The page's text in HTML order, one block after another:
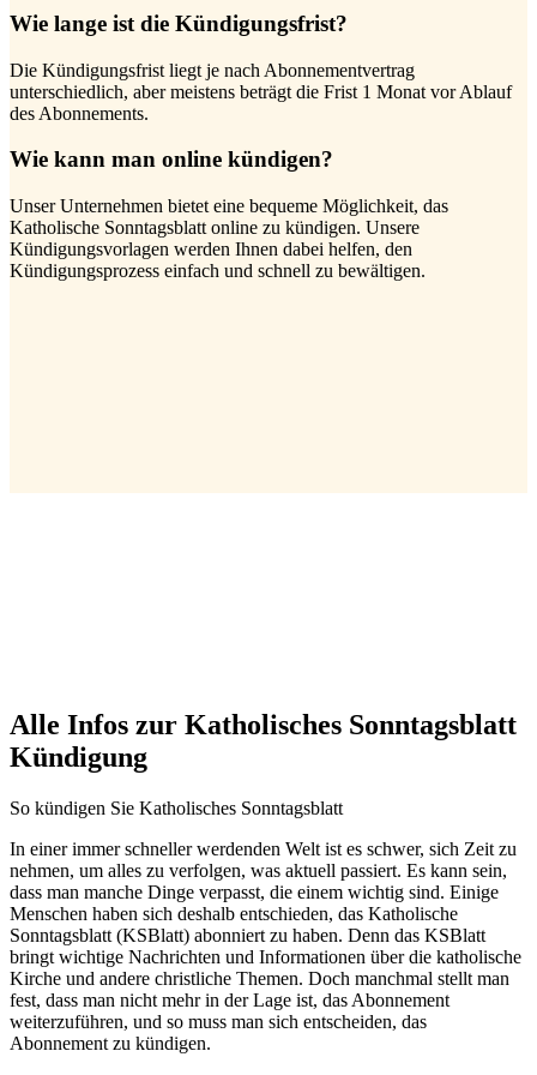
Wie lange ist die Kündigungsfrist?
Die Kündigungsfrist liegt je nach Abonnementvertrag
unterschiedlich, aber meistens beträgt die Frist 1 Monat vor Ablauf
des Abonnements.
Wie kann man online kündigen?
Unser Unternehmen bietet eine bequeme Möglichkeit, das
Katholische Sonntagsblatt online zu kündigen. Unsere
Kündigungsvorlagen werden Ihnen dabei helfen, den
Kündigungsprozess einfach und schnell zu bewältigen.
Alle Infos zur Katholisches Sonntagsblatt
Kündigung
So kündigen Sie Katholisches Sonntagsblatt
In einer immer schneller werdenden Welt ist es schwer, sich Zeit zu
nehmen, um alles zu verfolgen, was aktuell passiert. Es kann sein,
dass man manche Dinge verpasst, die einem wichtig sind. Einige
Menschen haben sich deshalb entschieden, das Katholische
Sonntagsblatt (KSBlatt) abonniert zu haben. Denn das KSBlatt
bringt wichtige Nachrichten und Informationen über die katholische
Kirche und andere christliche Themen. Doch manchmal stellt man
fest, dass man nicht mehr in der Lage ist, das Abonnement
weiterzuführen, und so muss man sich entscheiden, das
Abonnement zu kündigen.